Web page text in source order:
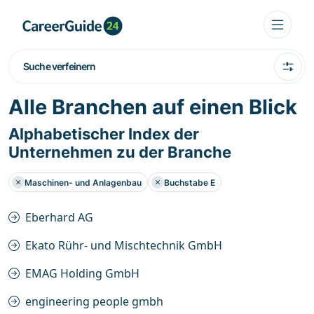
Suche verfeinern
Alle Branchen auf einen Blick
Alphabetischer Index der
Unternehmen zu der Branche
Maschinen- und Anlagenbau Buchstabe E
Eberhard AG
Ekato Rühr- und Mischtechnik GmbH
EMAG Holding GmbH
engineering people gmbh